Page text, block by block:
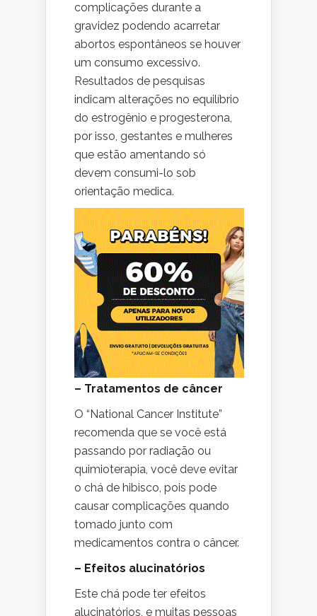
complicações durante a
gravidez podendo acarretar
abortos espontâneos se houver
um consumo excessivo.
Resultados de pesquisas
indicam alterações no equilíbrio
do estrogênio e progesterona,
por isso, gestantes e mulheres
que estão amentando só
devem consumi-lo sob
orientação medica.
– Tratamentos de câncer
O “National Cancer Institute”
recomenda que se você está
passando por radiação ou
quimioterapia, você deve evitar
o chá de hibisco, pois pode
causar complicações quando
tomado junto com
medicamentos contra o câncer.
– Efeitos alucinatórios
Este chá pode ter efeitos
alucinatórios, e muitas pessoas